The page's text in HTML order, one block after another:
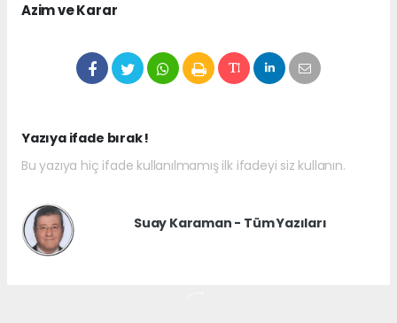
Azim ve Karar
Yazıya ifade bırak !
Bu yazıya hiç ifade kullanılmamış ilk ifadeyi siz kullanın.
Suay Karaman - Tüm Yazıları